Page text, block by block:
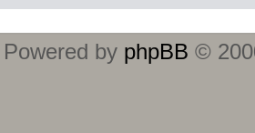
Powered by phpBB ©